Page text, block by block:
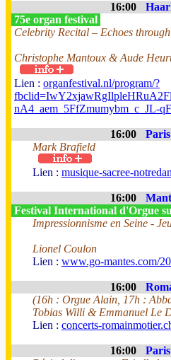
16:00
75e organ festival
Celebrity Recital – Echoes
Christophe Mantoux & Aude
Lien : organfestival.nl/program/?
nA4_aem_5FfZmumybm_c_JL-
16:00
Mark Brafield
Lien : musique-sacree-
16:00
Festival International d'Orgue
Impressionnisme en Seine -
Lionel Coulon
Lien : www.go-mantes.com/
16:00
(16h : Orgue Alain, 17h :
Tobias Willi & Emmanuel Le
Lien : concerts-
16:00